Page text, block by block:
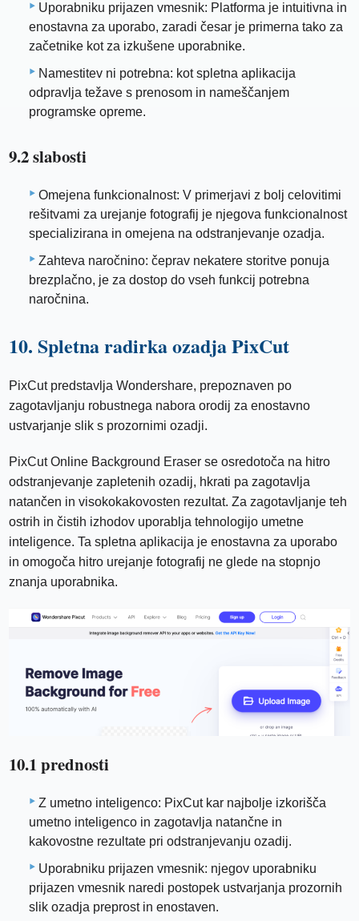
Uporabniku prijazen vmesnik: Platforma je intuitivna in
enostavna za uporabo, zaradi česar je primerna tako za
začetnike kot za izkušene uporabnike.
Namestitev ni potrebna: kot spletna aplikacija
odpravlja težave s prenosom in nameščanjem
programske opreme.
9.2 slabosti
Omejena funkcionalnost: V primerjavi z bolj celovitimi
rešitvami za urejanje fotografij je njegova funkcionalnost
specializirana in omejena na odstranjevanje ozadja.
Zahteva naročnino: čeprav nekatere storitve ponuja
brezplačno, je za dostop do vseh funkcij potrebna
naročnina.
10. Spletna radirka ozadja PixCut
PixCut predstavlja Wondershare, prepoznaven po
zagotavljanju robustnega nabora orodij za enostavno
ustvarjanje slik s prozornimi ozadji.
PixCut Online Background Eraser se osredotoča na hitro
odstranjevanje zapletenih ozadij, hkrati pa zagotavlja
natančen in visokokakovosten rezultat. Za zagotavljanje teh
ostrih in čistih izhodov uporablja tehnologijo umetne
inteligence. Ta spletna aplikacija je enostavna za uporabo
in omogoča hitro urejanje fotografij ne glede na stopnjo
znanja uporabnika.
10.1 prednosti
Z umetno inteligenco: PixCut kar najbolje izkorišča
umetno inteligenco in zagotavlja natančne in
kakovostne rezultate pri odstranjevanju ozadij.
Uporabniku prijazen vmesnik: njegov uporabniku
prijazen vmesnik naredi postopek ustvarjanja prozornih
slik ozadja preprost in enostaven.